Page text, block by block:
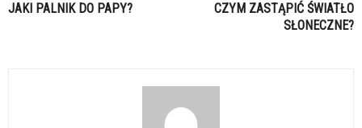
JAKI PALNIK DO PAPY?
CZYM ZASTĄPIĆ ŚWIATŁO
SŁONECZNE?